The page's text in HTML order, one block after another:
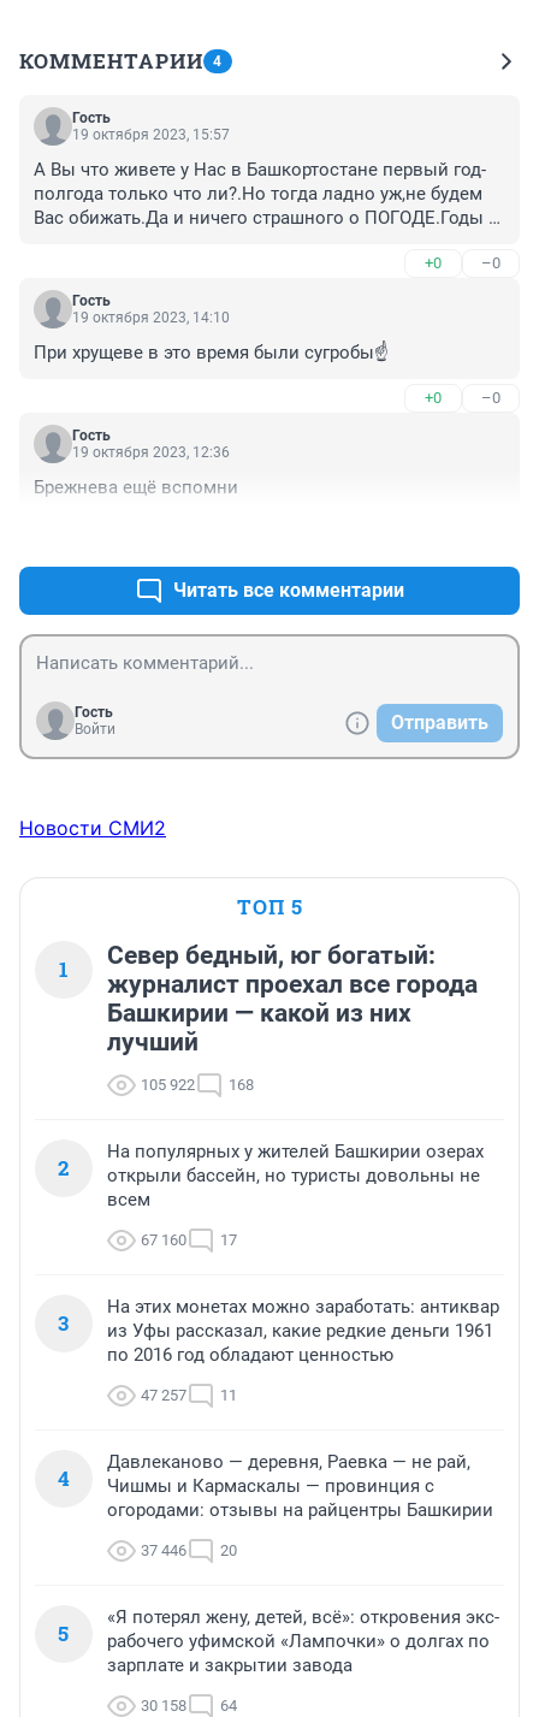
КОММЕНТАРИИ 4
Гость
19 октября 2023, 15:57
А Вы что живете у Нас в Башкортостане первый год-
полгода только что ли?.Но тогда ладно уж,не будем
Вас обижать.Да и ничего страшного о ПОГОДЕ.Годы
+0 –0
Гость
19 октября 2023, 14:10
При хрущеве в это время были сугробы☝️
+0 –0
Гость
19 октября 2023, 12:36
Брежнева ещё вспомни
Читать все комментарии
Гость
Войти
Отправить
Новости СМИ2
ТОП 5
1
Север бедный, юг богатый:
журналист проехал все города
Башкирии — какой из них
лучший
105 922 168
2
На популярных у жителей Башкирии озерах
открыли бассейн, но туристы довольны не
всем
67 160 17
3
На этих монетах можно заработать: антиквар
из Уфы рассказал, какие редкие деньги 1961
по 2016 год обладают ценностью
47 257 11
4
Давлеканово — деревня, Раевка — не рай,
Чишмы и Кармаскалы — провинция с
огородами: отзывы на райцентры Башкирии
37 446 20
5
«Я потерял жену, детей, всё»: откровения экс-
рабочего уфимской «Лампочки» о долгах по
зарплате и закрытии завода
30 158 64